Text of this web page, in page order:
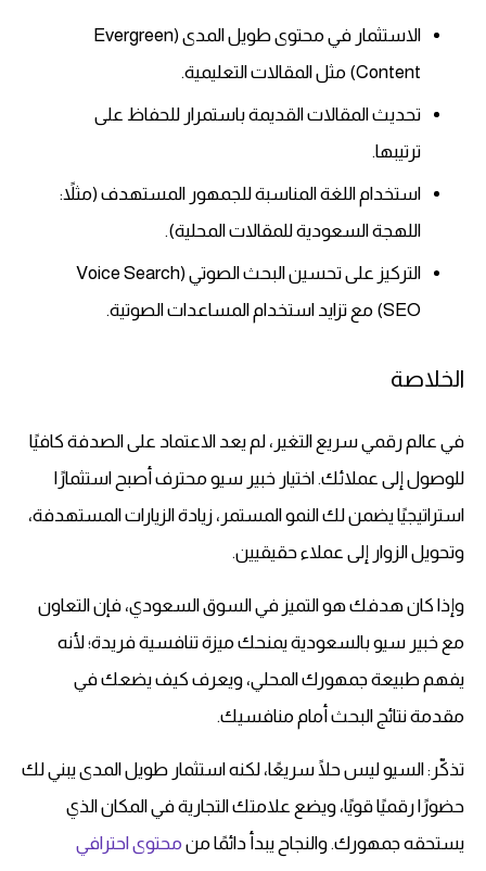
الاستثمار في محتوى طويل المدى (Evergreen
Content) مثل المقالات التعليمية.
تحديث المقالات القديمة باستمرار للحفاظ على
ترتيبها.
استخدام اللغة المناسبة للجمهور المستهدف (مثلاً:
اللهجة السعودية للمقالات المحلية).
التركيز على تحسين البحث الصوتي (Voice Search
SEO) مع تزايد استخدام المساعدات الصوتية.
الخلاصة
في عالم رقمي سريع التغير، لم يعد الاعتماد على الصدفة كافيًا
للوصول إلى عملائك. اختيار خبير سيو محترف أصبح استثمارًا
استراتيجيًا يضمن لك النمو المستمر، زيادة الزيارات المستهدفة،
وتحويل الزوار إلى عملاء حقيقيين.
وإذا كان هدفك هو التميز في السوق السعودي، فإن التعاون
مع خبير سيو بالسعودية يمنحك ميزة تنافسية فريدة؛ لأنه
يفهم طبيعة جمهورك المحلي، ويعرف كيف يضعك في
مقدمة نتائج البحث أمام منافسيك.
تذكّر: السيو ليس حلًا سريعًا، لكنه استثمار طويل المدى يبني لك
حضورًا رقميًا قويًا، ويضع علامتك التجارية في المكان الذي
يستحقه جمهورك. والنجاح يبدأ دائمًا من محتوى احترافي